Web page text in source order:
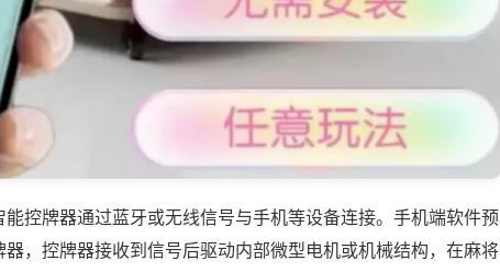
控牌器通过蓝牙或无线信号与手机等设备连接。手机端软件预
，控牌器接收到信号后驱动内部微型电机或机械结构，在麻将